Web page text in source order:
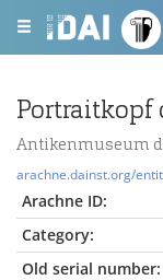
Portraitkopf
Antikenmuseum
arachne.dainst.org/
Arachne ID:
Category:
Old serial number: